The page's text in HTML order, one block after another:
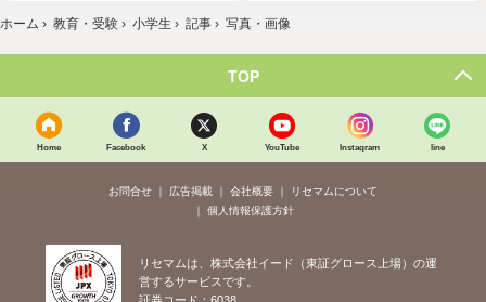
ホーム › 教育・受験 › 小学生 › 記事 › 写真・画像
TOP
Home Facebook X YouTube Instagram line
お問合せ 広告掲載 会社概要
リセマムについて
個人情報保護方針
リセマムは、株式会社イード（東証グロース上場）の運
営するサービスです。